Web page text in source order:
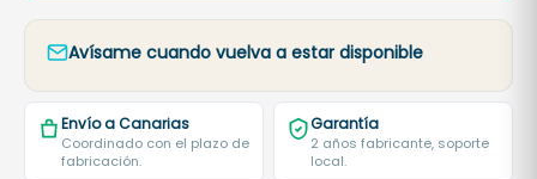
Avísame cuando vuelva a estar disponible
Envío a Canarias
Coordinado con el plazo de
fabricación.
Garantía
2 años fabricante, soporte
local.